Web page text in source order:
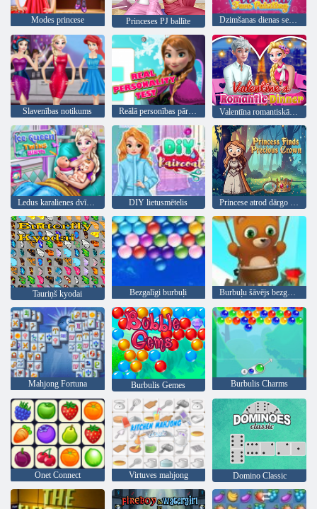
Modes princese Princeses PJ ballīte Dzimšanas dienas sejas krāsošana
Slavenības notikums Reālā personības pārbaude Valentīna romantiskās vakariņas
Ledus karalienes dvīņu dzimšana DIY lietusmētelis Princese atrod dārgo kroni
Tauriņš kyodai Bezgalīgi burbuļi Burbuļu šāvējs bezgalīgs
Mahjong Fortuna Burbulis Gemes Burbulis Charms
Onet Connect Virtuves mahjong Domino Classic